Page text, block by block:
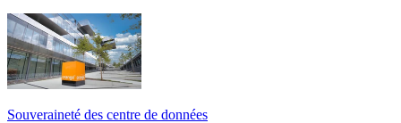
Souveraineté des centre de données